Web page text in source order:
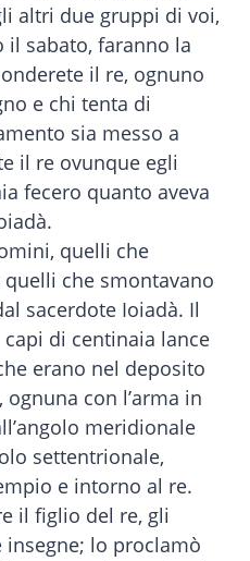
altri due gruppi di voi,
sabato, faranno la
il re, ognuno
e chi tenta di
sia messo a
il re ovunque egli
fecero quanto aveva
quelli che
che smontavano
sacerdote Ioiadà. Il
di centinaia lance
erano nel deposito
con l’arma in
meridionale
settentrionale,
e intorno al re.
il figlio del re, gli
lo proclamò